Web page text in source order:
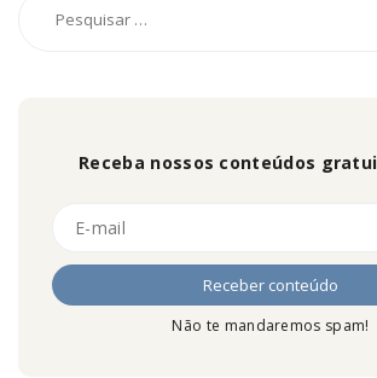
Receba nossos conteúdos
Não te mandaremos spam!